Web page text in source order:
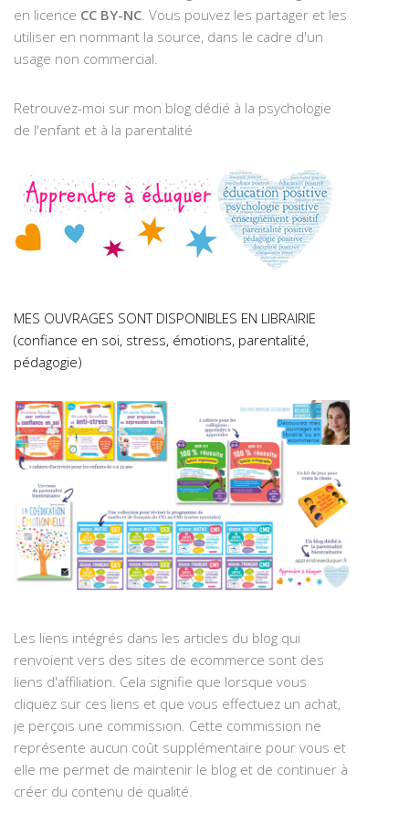
en licence CC BY-NC. Vous pouvez les partager et les
utiliser en nommant la source, dans le cadre d'un
usage non commercial.
Retrouvez-moi sur mon blog dédié à la psychologie
de l'enfant et à la parentalité
MES OUVRAGES SONT DISPONIBLES EN LIBRAIRIE
(confiance en soi, stress, émotions, parentalité,
pédagogie)
Les liens intégrés dans les articles du blog qui
renvoient vers des sites de ecommerce sont des
liens d'affiliation. Cela signifie que lorsque vous
cliquez sur ces liens et que vous effectuez un achat,
je perçois une commission. Cette commission ne
représente aucun coût supplémentaire pour vous et
elle me permet de maintenir le blog et de continuer à
créer du contenu de qualité.